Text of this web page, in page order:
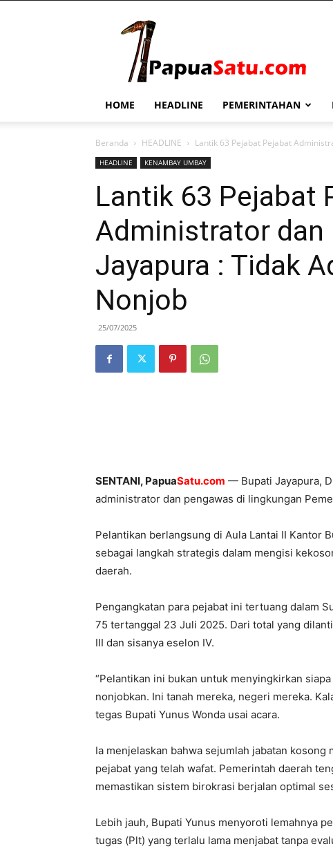
HOME HEADLINE PEMERINTAHAN
Beranda HEADLINE Lantik 63 Pejabat Pejabat
HEADLINE KENAMBAY UMBAY
Lantik 63 Pejabat
Administrator dan
Jayapura : Tidak
Nonjob
25/07/2025
SENTANI, PapuaSatu.com — Bupati Jayapura,
administrator dan pengawas di lingkungan
Pelantikan berlangsung di Aula Lantai II Kantor
sebagai langkah strategis dalam mengisi
daerah.
Pengangkatan para pejabat ini tertuang dalam
75 tertanggal 23 Juli 2025. Dari total yang
III dan sisanya eselon IV.
“Pelantikan ini bukan untuk menyingkirkan
nonjobkan. Ini tanah mereka, negeri mereka.
tegas Bupati Yunus Wonda usai acara.
Ia menjelaskan bahwa sejumlah jabatan
pejabat yang telah wafat. Pemerintah daerah
memastikan sistem birokrasi berjalan optimal
Lebih jauh, Bupati Yunus menyoroti lemahnya
tugas (Plt) yang terlalu lama menjabat tanpa